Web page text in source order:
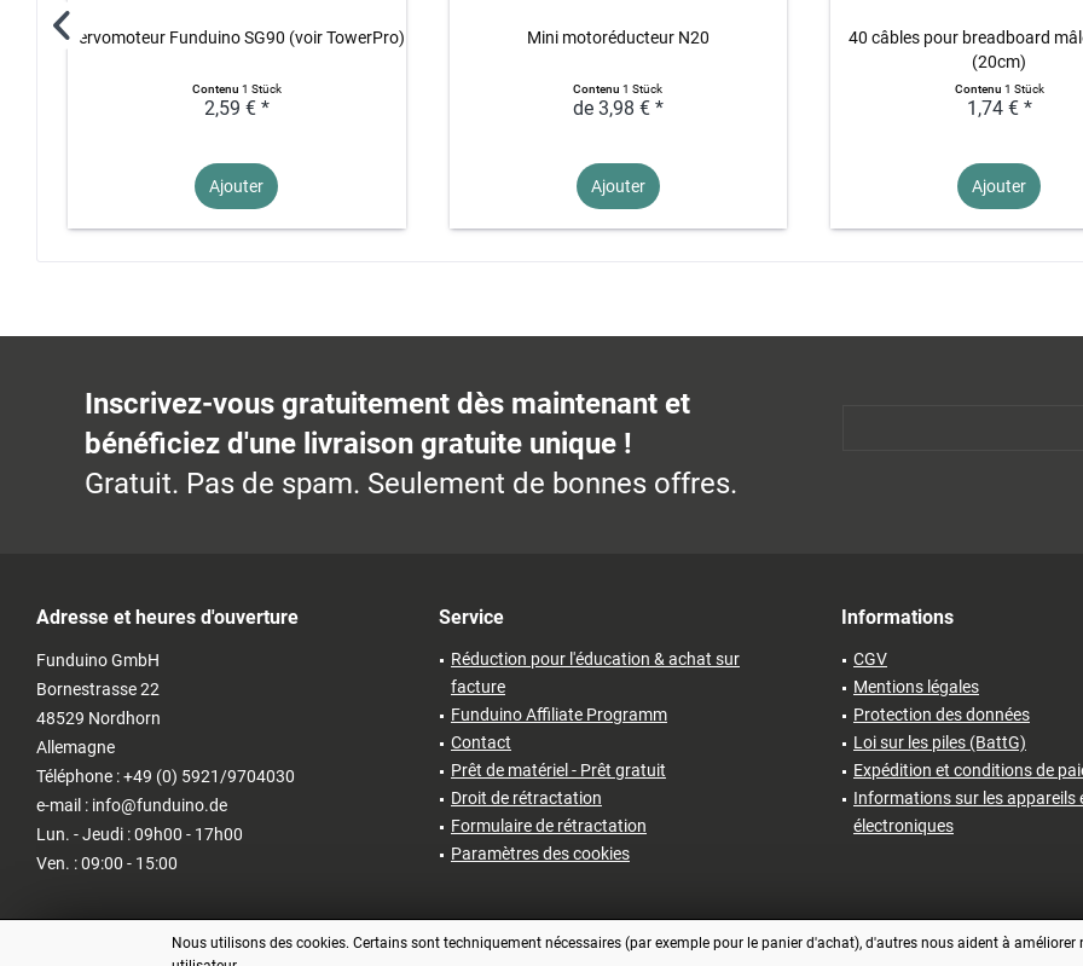
Servomoteur Funduino SG90 (voir TowerPro)
Contenu 1 Stück
2,59 € *
Ajouter
Mini motoréducteur N20
Contenu1 Stück
de 3,98 € *
Ajouter
40 câbles pour breadboard
(20cm)
Contenu 1 Stück
1,74 € *
Ajouter
Inscrivez-vous gratuitement dès maintenant et
bénéficiez d'une livraison gratuite unique !
Gratuit. Pas de spam. Seulement de bonnes offres.
Adresse et heures d'ouverture
Funduino GmbH
Bornestrasse 22
48529 Nordhorn
Allemagne
Téléphone : +49 (0) 5921/9704030
e-mail : info@funduino.de
Lun. - Jeudi : 09h00 - 17h00
Ven. : 09:00 - 15:00
Service
Réduction pour l'éducation & achat sur
facture
Funduino Affiliate Programm
Contact
Prêt de matériel - Prêt gratuit
Droit de rétractation
Formulaire de rétractation
Paramètres des cookies
Informations
CGV
Mentions légales
Protection des données
Loi sur les piles (BattG)
Expédition et conditions de
Informations sur les appareils
électroniques
Nous utilisons des cookies. Certains sont techniquement nécessaires (par exemple pour le panier d'achat), d'autres nous aident à